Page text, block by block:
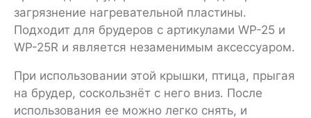
загрязнение нагревательной пластины.
Подходит для брудеров с артикулами WP-25 и
WP-25R и является незаменимым аксессуаром.
При использовании этой крышки, птица, прыгая
на брудер, соскользнёт с него вниз. После
использования ее можно легко снять, и